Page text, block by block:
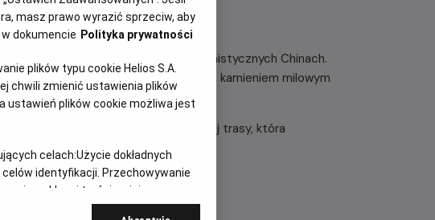
grupa popowa wystąpił w komunistycznych Chinach.
w Pekinie i Kantonie były kulturowym kamieniem milowym
z polityką.
dotąd historię legendarnej trasy, która
światowego fenomenu.
masz prawo wyrazić sprzeciw, aby
dokumencie Polityka prywatności
plików typu cookie Helios S.A.
chwili zmienić ustawienia plików
ustawień plików cookie możliwa jest
celach:Użycie dokładnych
identyfikacji. Przechowywanie
reklam i treści, opinie